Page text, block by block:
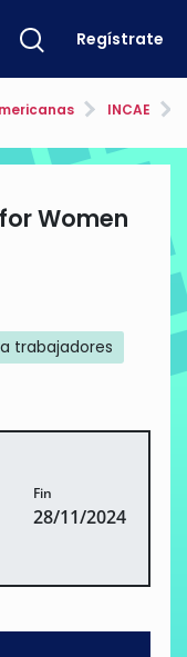
Regístrate
INCAE
Women
trabajadores
Fin
28/11/2024